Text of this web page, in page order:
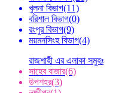
খুলনা বিভাগ(11)
বরিশাল বিভাগ(0)
রংপুর বিভাগ(9)
ময়মনসিংহ বিভাগ(4)
রাজশাহী এর এলাকা সমুহঃ
সাহেব বাজার(6)
উপশহর(3)